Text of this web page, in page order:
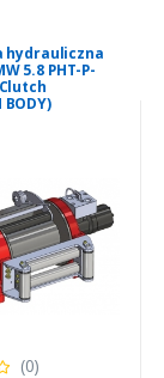
hydrauliczna
5.8 PHT-P-
BODY)
(0)